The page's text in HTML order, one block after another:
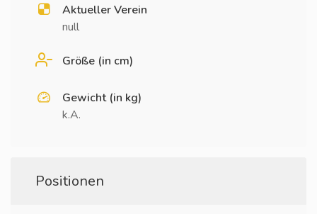
Aktueller Verein
null
Größe (in cm)
Gewicht (in kg)
k.A.
Positionen